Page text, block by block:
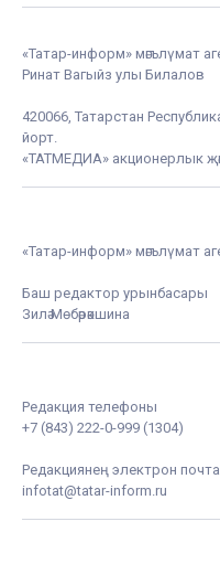
«Татар-информ» мәгълүмат
Ринат Вагыйз улы Билалов
420066, Татарстан
йорт.
«ТАТМЕДИА» акционерлык
«Татар-информ» мәгълүмат
Баш редактор урынбасары
Зилә Мөбәрәкшина
Редакция телефоны
+7 (843) 222-0-999 (1304)
Редакциянең электрон
infotat@tatar-inform.ru